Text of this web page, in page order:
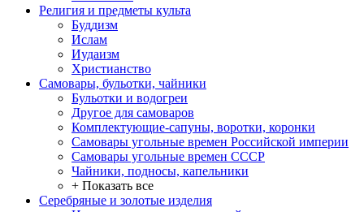
Религия и предметы культа
Буддизм
Ислам
Иудаизм
Христианство
Самовары, бульотки, чайники
Бульотки и водогреи
Другое для самоваров
Комплектующие-сапуны, воротки, коронки
Самовары угольные времен Российской империи
Самовары угольные времен СССР
Чайники, подносы, капельники
+ Показать все
Серебряные и золотые изделия